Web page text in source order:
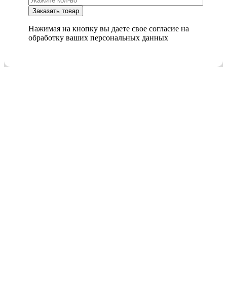
Нажимая на кнопку вы даете свое согласие на
обработку ваших персональных данных